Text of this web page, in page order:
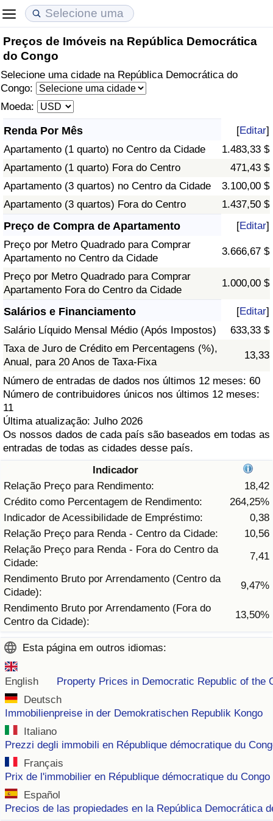
Preços de Imóveis na República Democrática
do Congo
Selecione uma cidade na República Democrática do
Congo:
Moeda:
Renda Por Mês [Editar]
Apartamento (1 quarto) no Centro da Cidade
1.483,33 $
Apartamento (1 quarto) Fora do Centro
471,43 $
Apartamento (3 quartos) no Centro da Cidade
3.100,00 $
Apartamento (3 quartos) Fora do Centro
1.437,50 $
Preço de Compra de Apartamento [Editar]
Preço por Metro Quadrado para Comprar
Apartamento no Centro da Cidade
3.666,67 $
Preço por Metro Quadrado para Comprar
Apartamento Fora do Centro da Cidade
1.000,00 $
Salários e Financiamento [Editar]
Salário Líquido Mensal Médio (Após Impostos)
633,33 $
Taxa de Juro de Crédito em Percentagens (%),
Anual, para 20 Anos de Taxa-Fixa
13,33
Número de entradas de dados nos últimos 12 meses: 60
Número de contribuidores únicos nos últimos 12 meses:
11
Última atualização: Julho 2026
Os nossos dados de cada país são baseados em todas as
entradas de todas as cidades desse país.
Indicador
Relação Preço para Rendimento:
18,42
Crédito como Percentagem de Rendimento:
264,25%
Indicador de Acessibilidade de Empréstimo:
0,38
Relação Preço para Renda - Centro da Cidade:
10,56
Relação Preço para Renda - Fora do Centro da
Cidade:
7,41
Rendimento Bruto por Arrendamento (Centro da
Cidade):
9,47%
Rendimento Bruto por Arrendamento (Fora do
Centro da Cidade):
13,50%
Esta página em outros idiomas:
English
Property Prices in Democratic Republic of the
Deutsch
Immobilienpreise in der Demokratischen Republik Kongo
Italiano
Prezzi degli immobili en République démocratique du
Français
Prix de l'immobilier en République démocratique du Congo
Español
Precios de las propiedades en la República Democrática
Custo de Vida
Indicador de Custo de Vida (Atual)
Indicador de Custo de Vida
em Aqaba
Preços de Imóveis
Indicador de Preços de Imóveis (Atual)
Indicador de Preços de Imóveis
Qualidade de Vida
Indicador de Qualidade de Vida
Indicador de Qualidade de Vida (Atual)
Crime
Taxa do Indicador de Crime (Atual)
Indicador de Crime
Índice de criminalidade por país
Saúde
Indicador de Saúde (Atual)
Indicador de Saúde
Indicador de Saúde por País
Poluição
Indicador de Poluição (Atual)
Índice de poluição
Indicador de Poluição por País
Trânsito
Indicador de Trânsito
Indicador de Trânsito (Atual)
Indicador de Trânsito por País